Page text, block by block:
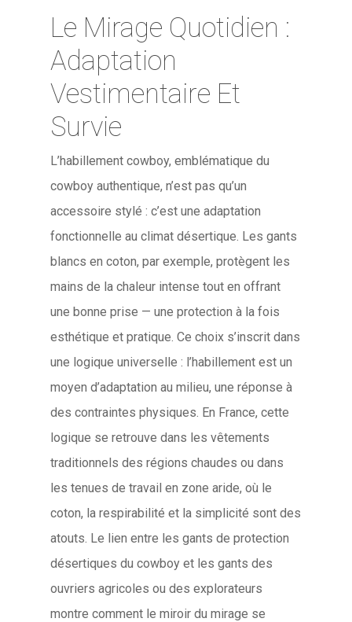
Le Mirage Quotidien :
Adaptation
Vestimentaire Et
Survie
L’habillement cowboy, emblématique du
cowboy authentique, n’est pas qu’un
accessoire stylé : c’est une adaptation
fonctionnelle au climat désertique. Les gants
blancs en coton, par exemple, protègent les
mains de la chaleur intense tout en offrant
une bonne prise — une protection à la fois
esthétique et pratique. Ce choix s’inscrit dans
une logique universelle : l’habillement est un
moyen d’adaptation au milieu, une réponse à
des contraintes physiques. En France, cette
logique se retrouve dans les vêtements
traditionnels des régions chaudes ou dans
les tenues de travail en zone aride, où le
coton, la respirabilité et la simplicité sont des
atouts. Le lien entre les gants de protection
désertiques du cowboy et les gants des
ouvriers agricoles ou des explorateurs
montre comment le miroir du mirage se